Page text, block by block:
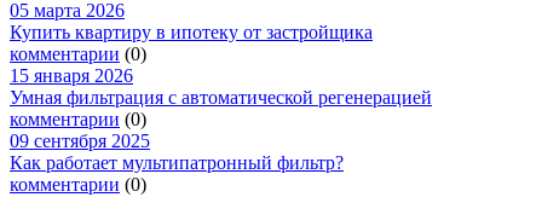
05 марта 2026
Купить квартиру в ипотеку от застройщика
комментарии (0)
15 января 2026
Умная фильтрация с автоматической регенерацией
комментарии (0)
09 сентября 2025
Как работает мультипатронный фильтр?
комментарии (0)